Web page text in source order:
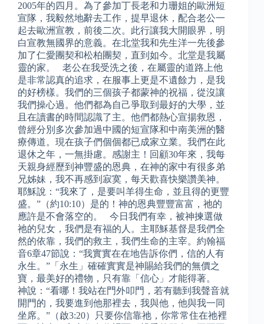
2005年的四月。為了參加丁長老和力珊姐的歐洲短
宣隊，我毅然地辭去工作，提早退休，配合老公一
起去歐洲宣教，前後二次。此行讓我大開眼界，明
白宣教無國界的意義。在北堂我和先生洋一先後參
加了仁愛團契和松柏團契，直到如今。北堂是我屬
靈的家。 老公在我受洗之後，在屬靈的道路上他
是非常認真的追求，在服事上更是不遺餘力，是我
的好榜樣。我們的三個孩子都蒙神的祝福，從沒讓
我們操心過。他們都為自己爭取到最好的大學，並
且在讀書的時間認識了主。他們都熱心宣揚救恩，
曾經分別多次參加過中國的短宣隊和中南美洲的醫
療傳道。現在孩子們個個都已成家立業。我們在此
退休之年，一無掛慮。感謝主！回顧30年來，我每
天親身經歷到神豐盛的恩典，在神的家中有很多弟
兄姊妹，我不再感到寂寞，每天歡喜快樂讚美神。
耶穌說：“我來了，是要叫羊得生命，並且得的更豐
盛。”（約10:10）是的！神的恩典豐豐富富，祂的
應許是不會落空的。 今日我們有幸，被神揀選做
祂的兒女，我們是有福的人。主耶穌基督是我們全
然的依靠，我們的救主，我們生命的主宰。約翰福
音6章47節說：“我實實在在地告訴你們，信的人有
永生。”「永生」確確實實是神賜給我們的無價之
寶，最美好的禮物，只有靠「信心」才能得著。
神說：“看哪！我站在門外叩門，若有聽到我聲音就
開門的，我要進到他那裡去，我與他，他與我一同
坐席。”（啟3:20）只要你信靠祂，你常常住在祂裡